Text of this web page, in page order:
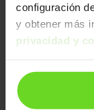
configuración
y obtener más
privacidad y
Skoda Superb
Combi 1.4 TSI
2021 | 42.613km |